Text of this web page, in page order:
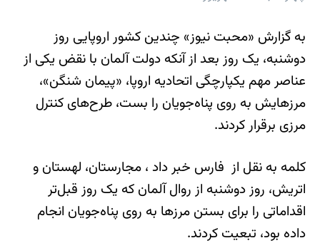
به گزارش «محبت نیوز» چندین کشور اروپایی روز
دوشنبه، یک روز بعد از آنکه دولت آلمان با نقض یکی از
عناصر مهم یکپارچگی اتحادیه اروپا، «پیمان شنگن»،
مرزهایش به روی پناه‌جویان را بست، طرح‌های کنترل
مرزی برقرار کردند.
کلمه به نقل از فارس خبر داد ، مجارستان، لهستان و
اتریش، روز دوشنبه از روال آلمان که یک روز قبل‌تر
اقداماتی را برای بستن مرزها به روی پناه‌جویان انجام
داده بود، تبعیت کردند.